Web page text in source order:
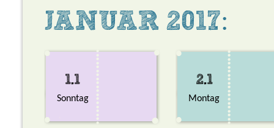
JANUAR 2017:
1.1
Sonntag
2.1
Montag